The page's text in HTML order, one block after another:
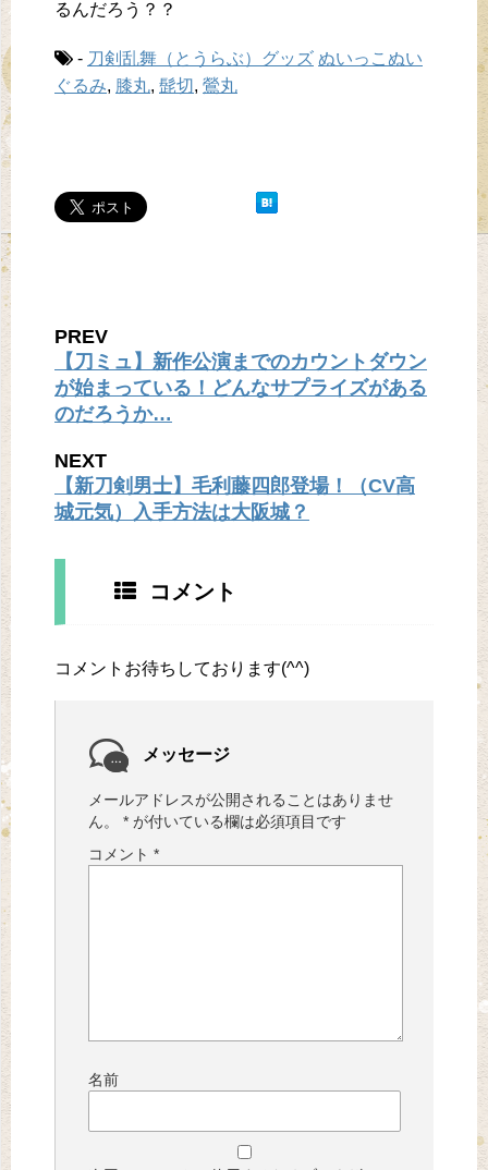
るんだろう？？
- 刀剣乱舞（とうらぶ）グッズ ぬいっこぬい
ぐるみ, 膝丸, 髭切, 鶯丸
PREV
【刀ミュ】新作公演までのカウントダウン
が始まっている！どんなサプライズがある
のだろうか…
NEXT
【新刀剣男士】毛利藤四郎登場！（CV高
城元気）入手方法は大阪城？
コメント
コメントお待ちしております(^^)
メッセージ
メールアドレスが公開されることはありませ
ん。
* が付いている欄は必須項目です
コメント *
名前